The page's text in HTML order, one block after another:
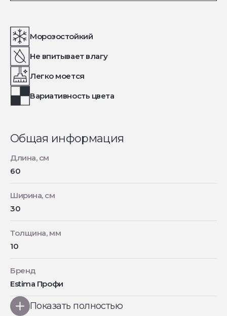
Морозостойкий
Не впитывает влагу
Легко моется
Вариативность цвета
Общая информация
Длина, см
60
Ширина, см
30
Толщина, мм
10
Бренд
Estima Профи
Показать полностью